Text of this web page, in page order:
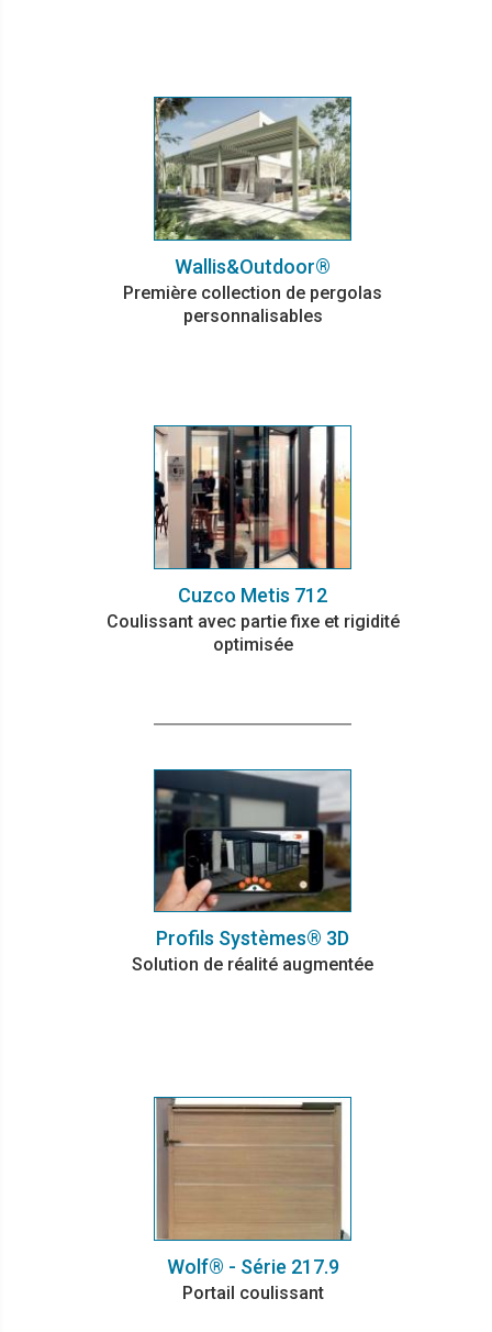
Wallis&Outdoor®
Première collection de pergolas
personnalisables
Cuzco Metis 712
Coulissant avec partie fixe et rigidité
optimisée
Profils Systèmes® 3D
Solution de réalité augmentée
Wolf® - Série 217.9
Portail coulissant